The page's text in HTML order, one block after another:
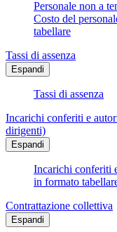
Personale non a
Costo del
tabellare
Tassi di assenza
Espandi
Tassi di assenza
Incarichi conferiti e
dirigenti)
Espandi
Incarichi conferiti
in formato
Contrattazione collettiva
Espandi